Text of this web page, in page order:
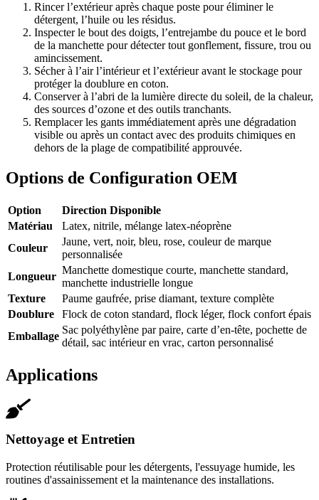
Rincer l’extérieur après chaque poste pour éliminer le
détergent, l’huile ou les résidus.
Inspecter le bout des doigts, l’entrejambe du pouce et le bord
de la manchette pour détecter tout gonflement, fissure, trou ou
amincissement.
Sécher à l’air l’intérieur et l’extérieur avant le stockage pour
protéger la doublure en coton.
Conserver à l’abri de la lumière directe du soleil, de la chaleur,
des sources d’ozone et des outils tranchants.
Remplacer les gants immédiatement après une dégradation
visible ou après un contact avec des produits chimiques en
dehors de la plage de compatibilité approuvée.
Options de Configuration OEM
Option
Direction Disponible
Matériau
Latex, nitrile, mélange latex-néoprène
Couleur
Jaune, vert, noir, bleu, rose, couleur de marque
personnalisée
Longueur
Manchette domestique courte, manchette standard,
manchette industrielle longue
Texture
Paume gaufrée, prise diamant, texture complète
Doublure
Flock de coton standard, flock léger, flock confort épais
Emballage
Sac polyéthylène par paire, carte d’en-tête, pochette de
détail, sac intérieur en vrac, carton personnalisé
Applications
Nettoyage et Entretien
Protection réutilisable pour les détergents, l'essuyage humide, les
routines d'assainissement et la maintenance des installations.